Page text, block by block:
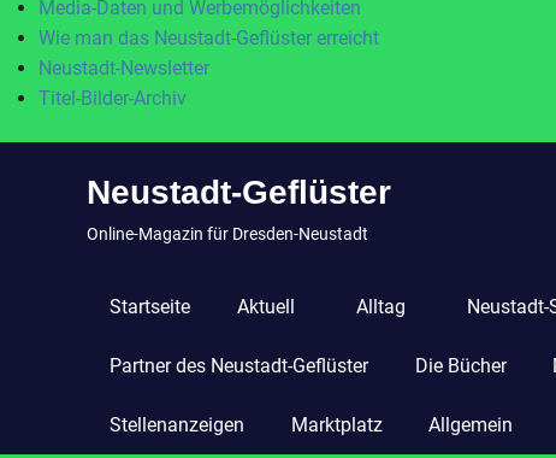
Media-Daten und Werbemöglichkeiten
Wie man das Neustadt-Geflüster erreicht
Neustadt-Newsletter
Titel-Bilder-Archiv
Neustadt-Geflüster
Online-Magazin für Dresden-Neustadt
Startseite Aktuell Alltag Neustadt-
Partner des Neustadt-Geflüster Die Bücher
Stellenanzeigen Marktplatz Allgemein